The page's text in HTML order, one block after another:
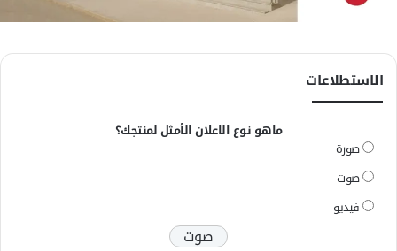
الاستطلاعات
ماهو نوع الاعلان الأمثل لمنتجك؟
صورة
صوت
فيديو